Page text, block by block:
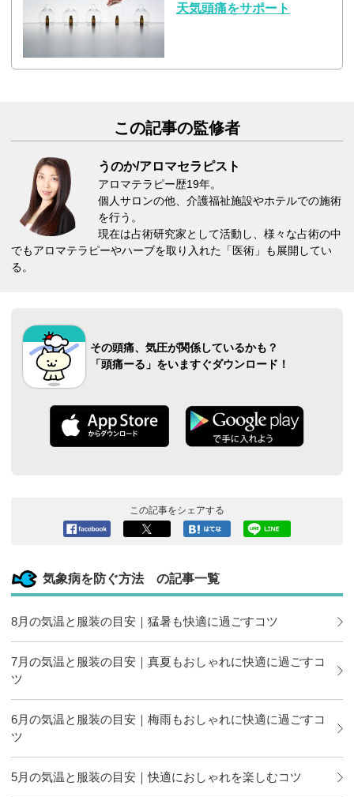
天気頭痛をサポート
この記事の監修者
うのか/アロマセラピスト
アロマテラピー歴19年。
個人サロンの他、介護福祉施設やホテルでの施術
を行う。
現在は占術研究家として活動し、様々な占術の中
でもアロマテラピーやハーブを取り入れた「医術」も展開してい
る。
その頭痛、気圧が関係しているかも？
「頭痛ーる」をいますぐダウンロード！
この記事をシェアする
ックマー
クに追加
気象病を防ぐ方法 の記事一覧
8月の気温と服装の目安｜猛暑も快適に過ごすコツ
7月の気温と服装の目安｜真夏もおしゃれに快適に過ごすコ
ツ
6月の気温と服装の目安｜梅雨もおしゃれに快適に過ごすコ
ツ
5月の気温と服装の目安｜快適におしゃれを楽しむコツ